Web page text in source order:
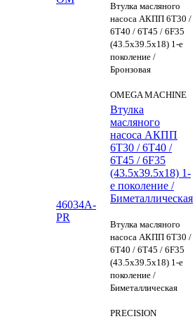
Втулка масляного
насоса АКПП 6T30 /
6T40 / 6T45 / 6F35
(43.5х39.5x18) 1-е
поколение /
Бронзовая
OMEGA MACHINE
46034A-
PR
Втулка
масляного
насоса АКПП
6T30 / 6T40 /
6T45 / 6F35
(43.5х39.5x18) 1-
е поколение /
Биметаллическая
Втулка масляного
насоса АКПП 6T30 /
6T40 / 6T45 / 6F35
(43.5х39.5x18) 1-е
поколение /
Биметаллическая
PRECISION